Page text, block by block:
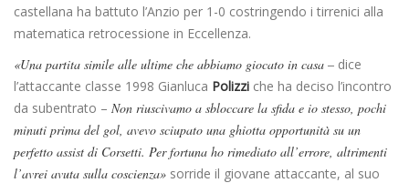
castellana ha battuto l’Anzio per 1-0 costringendo i tirrenici alla
matematica retrocessione in Eccellenza.
«Una partita simile alle ultime che abbiamo giocato in casa – dice
l’attaccante classe 1998 Gianluca Polizzi che ha deciso l’incontro
da subentrato – Non riuscivamo a sbloccare la sfida e io stesso, pochi
minuti prima del gol, avevo sciupato una ghiotta opportunità su un
perfetto assist di Corsetti. Per fortuna ho rimediato all’errore, altrimenti
l’avrei avuta sulla coscienza» sorride il giovane attaccante, al suo